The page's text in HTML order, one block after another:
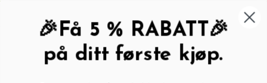
My wishlist ( 0
🎉Få 5 % RABATT🎉
på ditt første kjøp.